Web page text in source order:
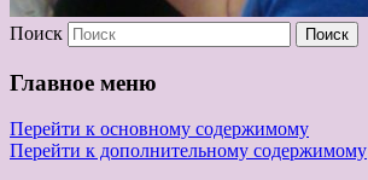
Поиск
Главное меню
Перейти к основному содержимому
Перейти к дополнительному содержимому